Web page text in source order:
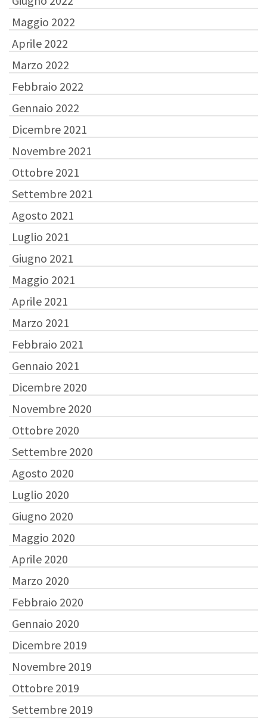
Maggio 2022
Aprile 2022
Marzo 2022
Febbraio 2022
Gennaio 2022
Dicembre 2021
Novembre 2021
Ottobre 2021
Settembre 2021
Agosto 2021
Luglio 2021
Giugno 2021
Maggio 2021
Aprile 2021
Marzo 2021
Febbraio 2021
Gennaio 2021
Dicembre 2020
Novembre 2020
Ottobre 2020
Settembre 2020
Agosto 2020
Luglio 2020
Giugno 2020
Maggio 2020
Aprile 2020
Marzo 2020
Febbraio 2020
Gennaio 2020
Dicembre 2019
Novembre 2019
Ottobre 2019
Settembre 2019